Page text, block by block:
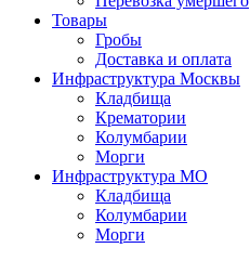
Товары
Гробы
Доставка и оплата
Инфраструктура Москвы
Кладбища
Крематории
Колумбарии
Морги
Инфраструктура МО
Кладбища
Колумбарии
Морги